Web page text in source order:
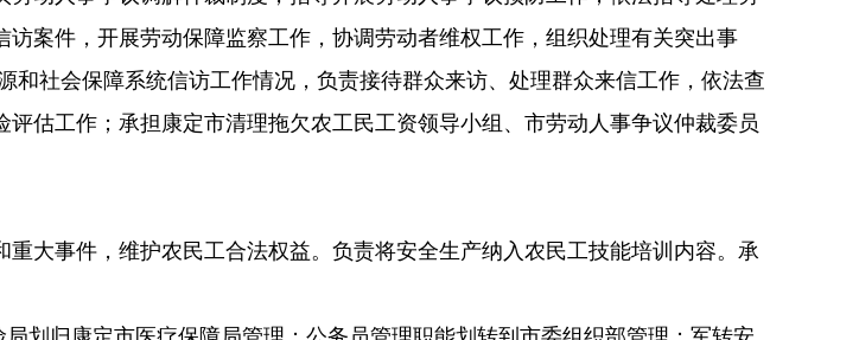
案件，开展劳动保障监察工作，协调劳动者维权工作，组织处理有关突出事
社会保障系统信访工作情况，负责接待群众来访、处理群众来信工作，依法查
估工作；承担康定市清理拖欠农工民工资领导小组、市劳动人事争议仲裁委员
大事件，维护农民工合法权益。负责将安全生产纳入农民工技能培训内容。承